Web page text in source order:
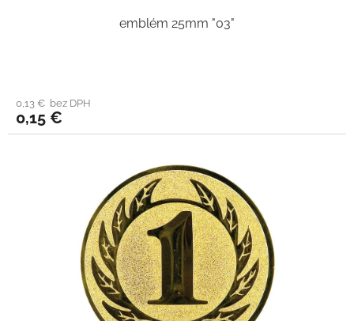
emblém 25mm "03"
0,13 € bez DPH
0,15 €